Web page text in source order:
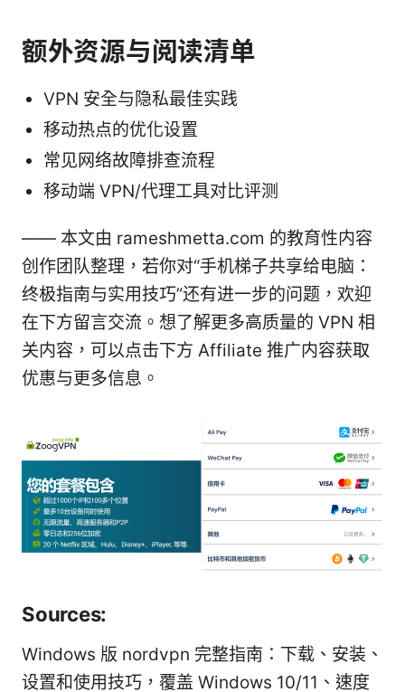
额外资源与阅读清单
VPN 安全与隐私最佳实践
移动热点的优化设置
常见网络故障排查流程
移动端 VPN/代理工具对比评测
—— 本文由 rameshmetta.com 的教育性内容
创作团队整理，若你对“手机梯子共享给电脑：
终极指南与实用技巧”还有进一步的问题，欢迎
在下方留言交流。想了解更多高质量的 VPN 相
关内容，可以点击下方 Affiliate 推广内容获取
优惠与更多信息。
Sources:
Windows 版 nordvpn 完整指南：下载、安装、
设置和使用技巧，覆盖 Windows 10/11、速度